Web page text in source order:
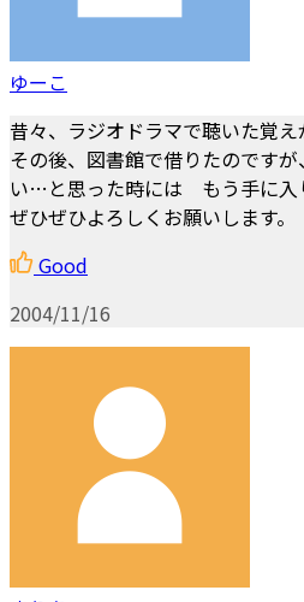
ゆーこ
昔々、ラジオドラマで聴いた覚え
その後、図書館で借りたのです
い…と思った時には もう手に入
ぜひぜひよろしくお願いします。
Good
2004/11/16